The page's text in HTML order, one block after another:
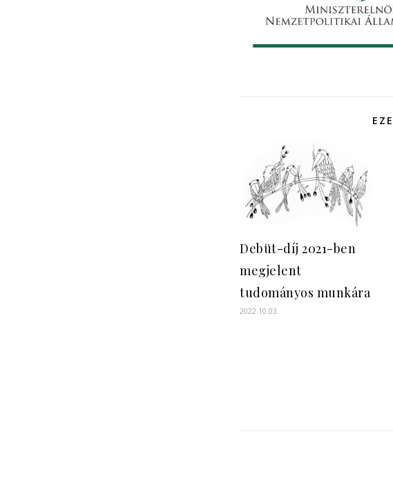
Debüt-díj 2021-ben
megjelent
tudományos munkára
2022.10.03.